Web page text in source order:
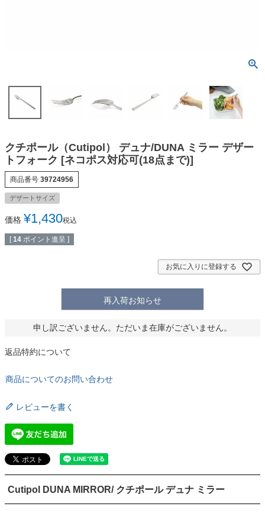
クチポール（Cutipol） デュナ/DUNA ミラー デザー
トフォーク [ネコポス対応可(18点まで)]
商品番号 39724956
デザートサイズ
価格 ¥1,430税込
[ 14 ポイント進呈 ]
お気に入りに登録する
再入荷お知らせ
申し訳ございません。ただいま在庫がございません。
返品特約について
商品についてのお問い合わせ
レビューを書く
Cutipol DUNA MIRROR/ クチポール デュナ ミラー